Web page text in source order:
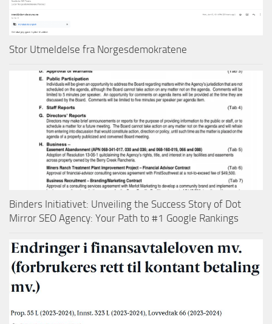
Stor Utmeldelse fra Norgesdemokratene
Binders Initiativet: Unveiling the Success Story of Dot
Mirror SEO Agency: Your Path to #1 Google Rankings